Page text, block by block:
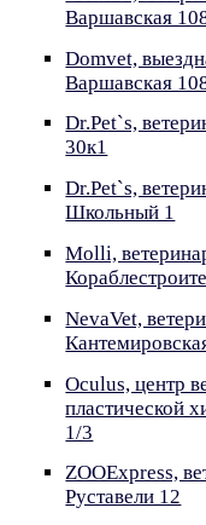
Варшавская
Domvet,
Варшавская
Dr.Pet`s,
30к1
Dr.Pet`s,
Школьный 1
Molli,
NevaVet,
Oculus, центр
пластической
1/3
ZOOExpress,
Руставели 12